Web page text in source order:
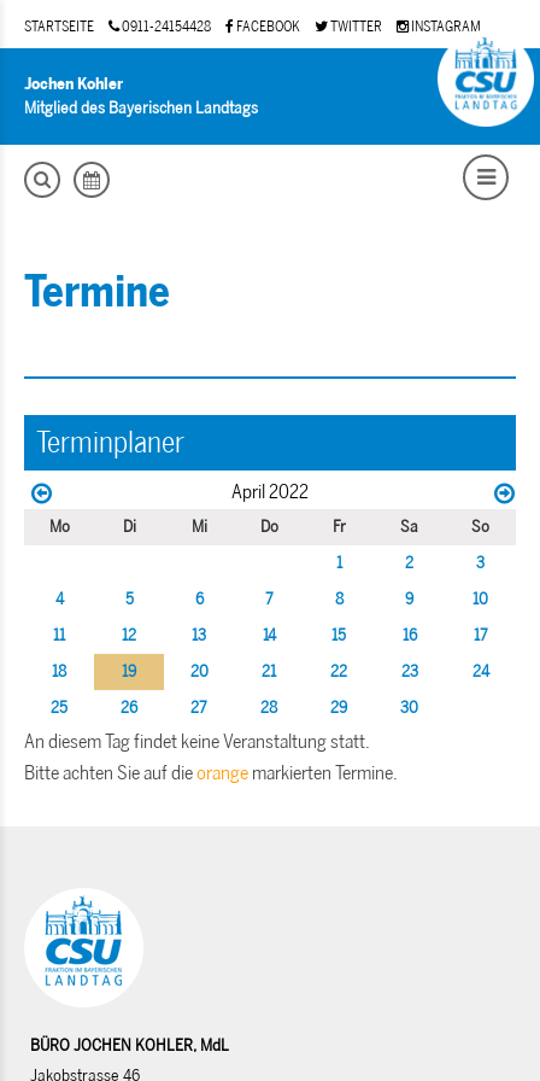
STARTSEITE 0911-24154428 FACEBOOK TWITTER INSTAGRAM
Jochen Kohler
Mitglied des Bayerischen Landtags
Termine
Terminplaner
April 2022
Mo Di Mi Do Fr Sa
So
1
2
3
4
5 6 7 8 9
10
11
12 13 14 15 16
17
18
19 20 21 22 23
24
25
26 27 28 29 30
An diesem Tag findet keine Veranstaltung statt.
Bitte achten Sie auf dieorange markierten Termine.
BÜRO JOCHEN KOHLER, MdL
Jakobstrasse 46